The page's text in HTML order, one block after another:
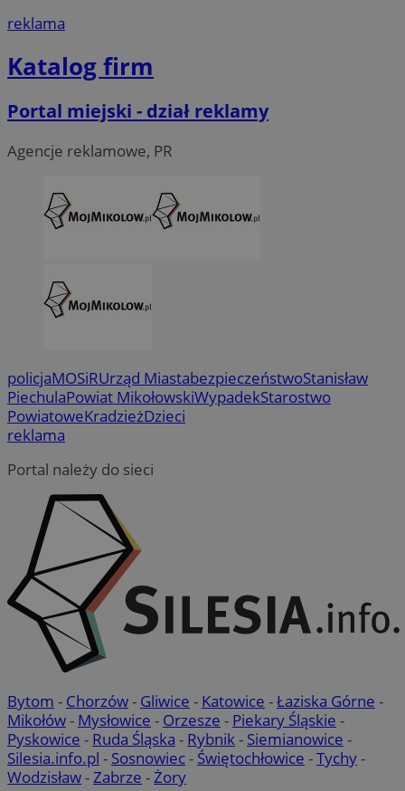
reklama
Katalog firm
Portal miejski - dział reklamy
Agencje reklamowe, PR
policjaMOSiRUrząd MiastabezpieczeństwoStanisław
PiechulaPowiat MikołowskiWypadekStarostwo
PowiatoweKradzieżDzieci
reklama
Portal należy do sieci
Bytom - Chorzów- Gliwice - Katowice -Łaziska Górne -
Mikołów- Mysłowice - Orzesze - Piekary Śląskie -
Pyskowice - Ruda Śląska - Rybnik- Siemianowice -
Silesia.info.pl - Sosnowiec- Świętochłowice -Tychy-
Wodzisław-Zabrze -Żory